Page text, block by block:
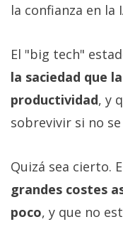
la confianza en la
El "big tech"
la saciedad que
productividad, y
sobrevivir si no
Quizá sea cierto.
grandes costes
poco, y que no